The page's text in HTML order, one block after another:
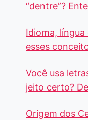
“dentre”?
Idioma,
esses
Você usa
jeito certo?
Origem dos